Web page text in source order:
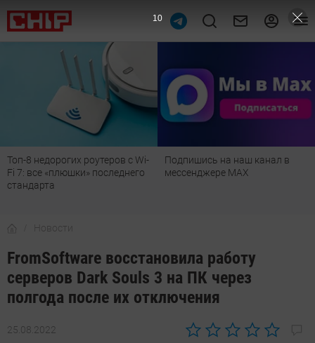
Топ-8 недорогих роутеров с Wi-
Fi 7: все «плюшки» последнего
стандарта
Подпишись на наш канал в
мессенджере МАХ
Новости
FromSoftware восстановила работу
серверов Dark Souls 3 на ПК через
полгода после их отключения
25.08.2022
Автор:
9